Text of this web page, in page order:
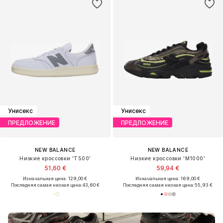
Унисекс
ПРЕДЛОЖЕНИЕ
NEW BALANCE
Низкие кроссовки 'T500'
51,60 €
Изначальная цена: 129,00 €
Последняя самая низкая цена:43,60 €
Унисекс
ПРЕДЛОЖЕНИЕ
NEW BALANCE
Низкие кроссовки 'M1000'
59,94 €
Изначальная цена: 169,00 €
Последняя самая низкая цена:55,93 €